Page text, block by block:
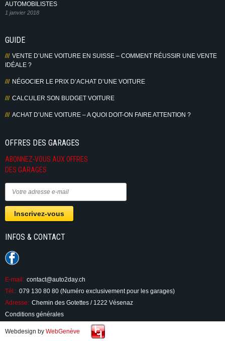
AUTOMOBILISTES
1 janvier 2018
GUIDE
VENTE D’UNE VOITURE EN SUISSE – COMMENT RÉUSSIR UNE VENTE
IDÉALE ?
NÉGOCIER LE PRIX D’ACHAT D’UNE VOITURE
CALCULER SON BUDGET VOITURE
ACHAT D’UNE VOITURE – A QUOI DOIT-ON FAIRE ATTENTION ?
OFFRES DES GARAGES
ABONNEZ-VOUS AUX OFFRES
DES GARAGES
INFOS & CONTACT
E-mail: contact@auto2day.ch
Tél.: 079 130 80 80 (Numéro exclusivement pour les garages)
Adresse: Chemin des Gotettes / 1222 Vésenaz
Conditions générales
Webdesign by WebGenève